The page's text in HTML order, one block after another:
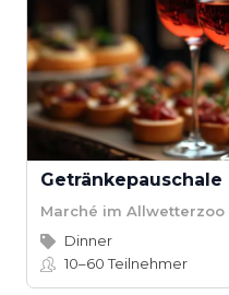
Getränkepauschale
Marché im Allwetterzoo
Dinner
10–60Teilnehmer